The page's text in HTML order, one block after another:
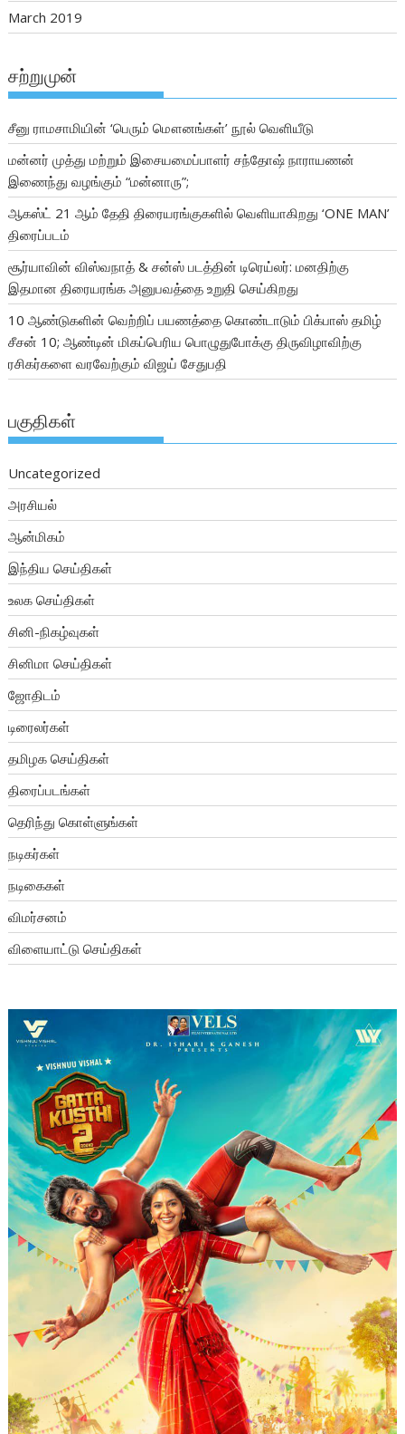
March 2019
சற்றுமுன்
சீனு ராமசாமியின் ‘பெரும் மௌனங்கள்’ நூல் வெளியீடு
மன்னர் முத்து மற்றும் இசையமைப்பாளர் சந்தோஷ் நாராயணன்
இணைந்து வழங்கும் “மன்னாரு”;
ஆகஸ்ட் 21 ஆம் தேதி திரையரங்குகளில் வெளியாகிறது ‘ONE MAN’
திரைப்படம்
சூர்யாவின் விஸ்வநாத் & சன்ஸ் படத்தின் டிரெய்லர்: மனதிற்கு
இதமான திரையரங்க அனுபவத்தை உறுதி செய்கிறது
10 ஆண்டுகளின் வெற்றிப் பயணத்தை கொண்டாடும் பிக்பாஸ் தமிழ்
சீசன் 10; ஆண்டின் மிகப்பெரிய பொழுதுபோக்கு திருவிழாவிற்கு
ரசிகர்களை வரவேற்கும் விஜய் சேதுபதி
பகுதிகள்
Uncategorized
அரசியல்
ஆன்மிகம்
இந்திய செய்திகள்
உலக செய்திகள்
சினி-நிகழ்வுகள்
சினிமா செய்திகள்
ஜோதிடம்
டிரைலர்கள்
தமிழக செய்திகள்
திரைப்படங்கள்
தெரிந்து கொள்ளுங்கள்
நடிகர்கள்
நடிகைகள்
விமர்சனம்
விளையாட்டு செய்திகள்